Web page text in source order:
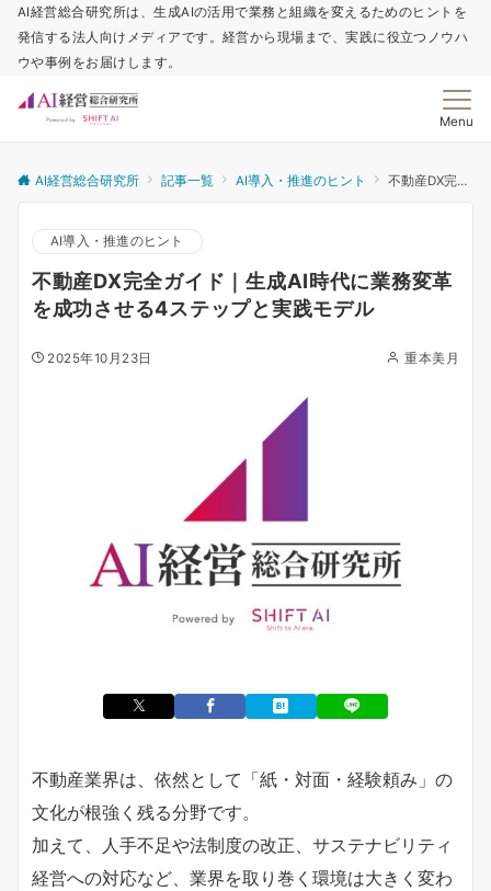
AI経営総合研究所は、生成AIの活用で業務と組織を変えるためのヒントを
発信する法人向けメディアです。経営から現場まで、実践に役立つノウハ
ウや事例をお届けします。
Menu
AI経営総合研究所 記事一覧 AI導入・推進のヒント 不動産DX完全ガイド｜生成AI時代に業務変革を成功させる4ステップと実践モデル
AI導入・推進のヒント
不動産DX完全ガイド｜生成AI時代に業務変革
を成功させる4ステップと実践モデル
2025年10月23日 重本美月
不動産業界は、依然として「紙・対面・経験頼み」の
文化が根強く残る分野です。
加えて、人手不足や法制度の改正、サステナビリティ
経営への対応など、業界を取り巻く環境は大きく変わ